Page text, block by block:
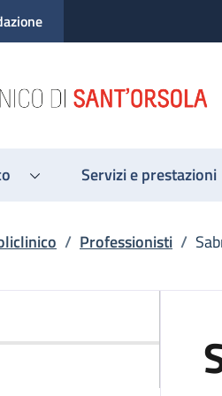
Servizi e prestazioni
di pane
/ Professionisti /
pagina Sabrina Fontana